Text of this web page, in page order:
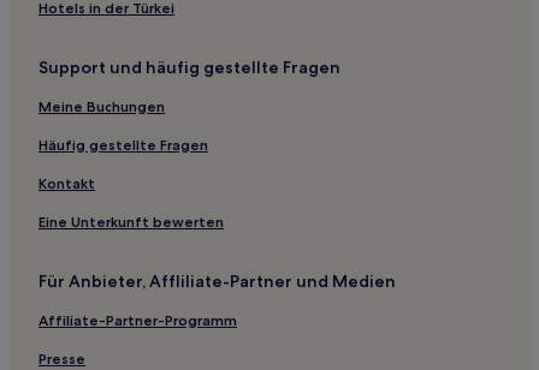
Hotels nahe Messe- und Kongresszentrum von Helsinki
Hotels nahe Universität Helsinki
Leppävaara: Hotels
Hotels in der Türkei
Support und häufig gestellte Fragen
Meine Buchungen
Häufig gestellte Fragen
Kontakt
Eine Unterkunft bewerten
Für Anbieter, Affliliate-Partner und Medien
Affiliate-Partner-Programm
Presse